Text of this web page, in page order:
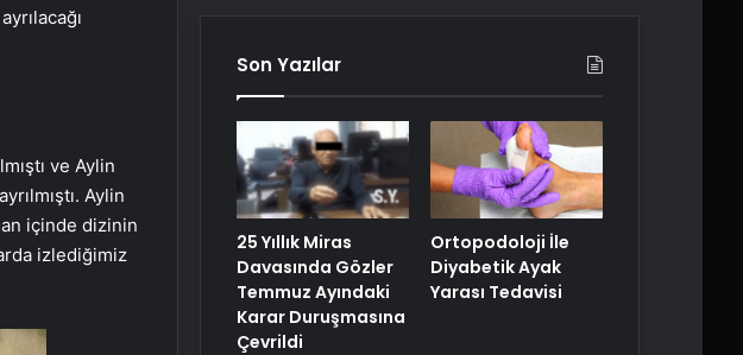
ve Aylin
Aylin
içinde dizinin
izlediğimiz
Son Yazılar
25 Yıllık Miras
Davasında Gözler
Temmuz Ayındaki
Karar Duruşmasına
Çevrildi
Ortopodoloji İle
Diyabetik Ayak
Yarası Tedavisi